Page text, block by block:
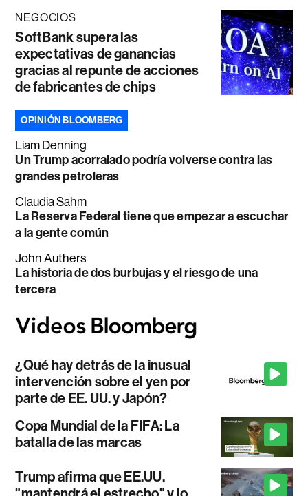
NEGOCIOS
SoftBank supera las
expectativas de ganancias
gracias al repunte de acciones
de fabricantes de chips
OPINIÓN BLOOMBERG
Liam Denning
Un Trump acorralado podría volverse contra las
grandes petroleras
Claudia Sahm
La Reserva Federal tiene que empezar a escuchar
a la gente común
John Authers
La historia de dos burbujas y el riesgo de una
tercera
¿Qué hay detrás de la inusual
intervención sobre el yen por
parte de EE. UU. y Japón?
Copa Mundial de la FIFA: La
batalla de las marcas
Trump afirma que EE.UU.